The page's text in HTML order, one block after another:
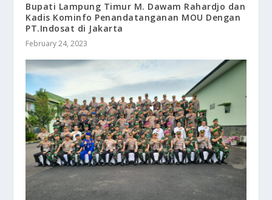
Bupati Lampung Timur M. Dawam Rahardjo dan
Kadis Kominfo Penandatanganan MOU Dengan
PT.Indosat di Jakarta
February 24, 2023